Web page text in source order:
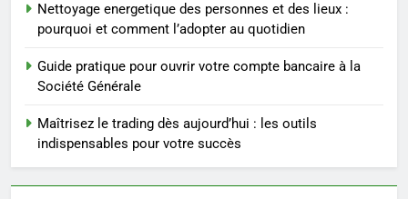
Postures de yoga essentielles
rapidement et durable
BIEN ÊTRE
5
Infection chronique de l’oreille :
tout ce qu’il faut savoir sur les
saignements
SANTÉ
Nettoyage energetique des personnes et des lieux :
pourquoi et comment l’adopter au quotidien
Guide pratique pour ouvrir votre compte bancaire à la
Société Générale
Maîtrisez le trading dès aujourd’hui : les outils
indispensables pour votre succès